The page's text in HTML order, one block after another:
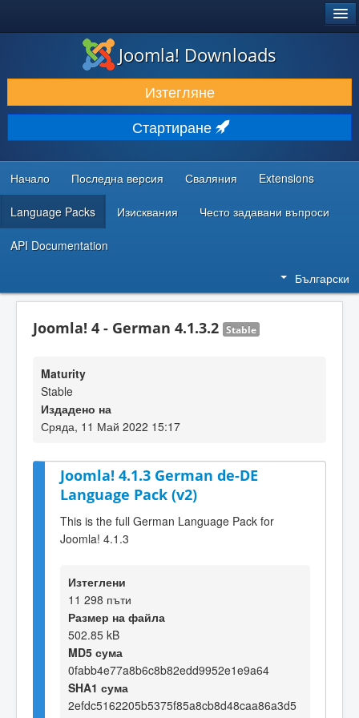
ИЗТЕГЛЯНЕ & РАЗШИРЯВАНЕ
ОТКРИВАЙТЕ & УЧЕТЕ
ОБЩНОСТ & ПОДДРЪЖКА
РЕСУРСИ ЗА РАЗРАБОТКА
Joomla! Downloads
Изтегляне
Стартиране
Начало Последна версия Сваляния Extensions
Language Packs Изисквания Често задавани въпроси
API Documentation
Български
Joomla! 4 - German 4.1.3.2 Stable
Maturity
Stable
Издадено на
Сряда, 11 Май 2022 15:17
Joomla! 4.1.3 German de-DE
Language Pack (v2)
This is the full German Language Pack for
Joomla! 4.1.3
Изтеглени
11 298 пъти
Размер на файла
502.85 kB
MD5 сума
0fabb4e77a8b6c8b82edd9952e1e9a64
SHA1 сума
2efdc5162205b5375f85a8cb8d48caa86a3d5